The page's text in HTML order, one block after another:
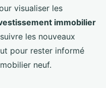
visualiser les
immobilier
les nouveaux
pour rester informé
neuf.